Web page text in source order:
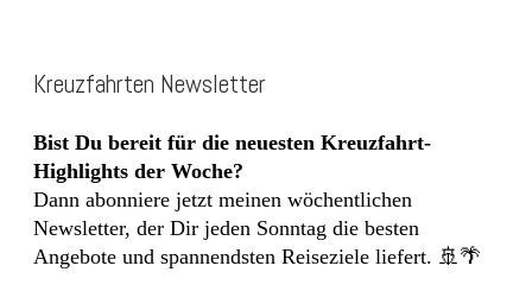
Kreuzfahrten Newsletter
Bist Du bereit für die neuesten Kreuzfahrt-
Highlights der Woche?
Dann abonniere jetzt meinen wöchentlichen
Newsletter, der Dir jeden Sonntag die besten
Angebote und spannendsten Reiseziele liefert. 🚢🌴